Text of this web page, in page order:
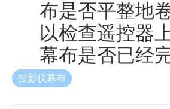
布是否平整地
以检查遥控器
幕布是否已经
投影仪幕布